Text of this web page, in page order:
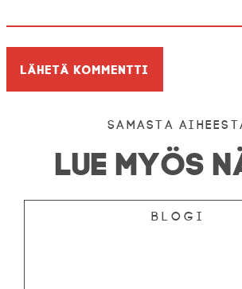
Samasta
LUE MYÖS
Blogi